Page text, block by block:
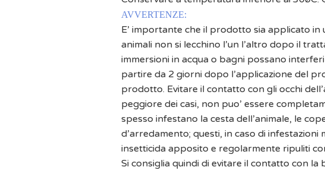
AVVERTENZE:
E’ importante che il prodotto sia applicato in
animali non si lecchino l’un l’altro dopo il
immersioni in acqua o bagni possano
partire da 2 giorni dopo l’applicazione del
prodotto. Evitare il contatto con gli occhi
peggiore dei casi, non puo’ essere
spesso infestano la cesta dell’animale, le
d’arredamento; questi, in caso di
insetticida apposito e regolarmente ripuliti
Si consiglia quindi di evitare il contatto con